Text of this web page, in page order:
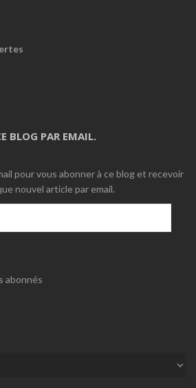
BLOG PAR EMAIL.
pour vous abonner à ce blog et recevoir
nouvel article par email.
abonnés